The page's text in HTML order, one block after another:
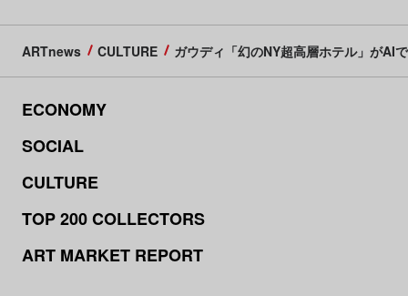
ARTnews CULTURE ガウディ「幻のNY超高層ホテル」がAI
ECONOMY
SOCIAL
CULTURE
TOP 200 COLLECTORS
ART MARKET REPORT